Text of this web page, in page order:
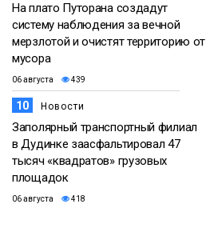
На плато Путорана создадут
систему наблюдения за вечной
мерзлотой и очистят территорию от
мусора
06 августа 439
10 Новости
Заполярный транспортный филиал
в Дудинке заасфальтировал 47
тысяч «квадратов» грузовых
площадок
06 августа 418